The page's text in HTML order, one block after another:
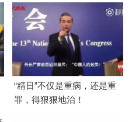
“精日”不仅是重病，还是重
罪，得狠狠地治！